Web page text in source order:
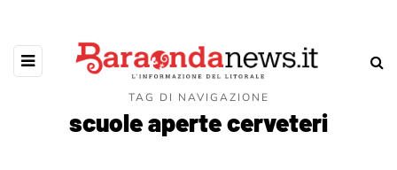
TAG DI NAVIGAZIONE
scuole aperte cerveteri